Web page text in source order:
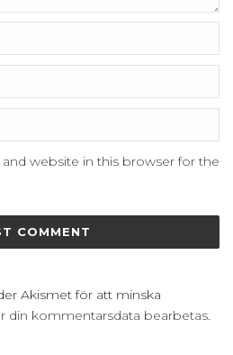
website in this browser for the
Akismet för att minska
din kommentarsdata bearbetas.